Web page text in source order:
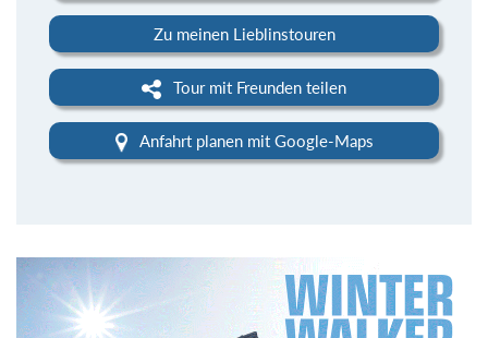
Zu meinen Lieblinstouren
Tour mit Freunden teilen
Anfahrt planen mit Google-Maps